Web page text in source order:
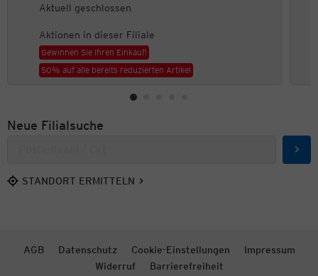
Aktuell geschlossen
Aktionen in dieser Filiale
Gewinnen Sie Ihren Einkauf!
50% auf alle bereits reduzierten Artikel
Neue Filialsuche
STANDORT ERMITTELN
AGB Datenschutz Cookie-Einstellungen
Impressum
Widerruf
Barrierefreiheit